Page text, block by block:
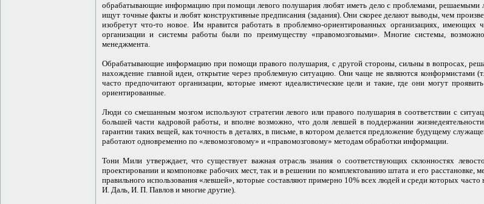
обрабатывающие информацию при помощи левого полушария любят иметь дело с проблемами, решаемыми
ищут точные факты и любят конструктивные предписания (задания). Они скорее делают выводы, чем
изобретут что-то новое. Им нравится работать в проблемно-ориентированных организациях,
организации и системы работы были по преимуществу «правомозговыми». Многие системы,
менеджмента.
Обрабатывающие информацию при помощи правого полушария, с другой стороны, сильны в вопросах,
нахождение главной идеи, открытие через проблемную ситуацию. Они чаще не являются
часто предпочитают организации, которые имеют идеалистические цели и такие, где они могут
ориентированные.
Люди со смешанным мозгом используют стратегии левого или правого полушария в соответствии с
большей части кадровой работы, и вполне возможно, что доля левшей в поддержании
гарантии таких вещей, как точность в деталях, в письме, в котором делается предложение будущему
работают одновременно по «левомозговому» и «правомозговому» методам обработки информации.
Тони Мили утверждает, что существует важная отрасль знания о соответствующих склонностях
проектировании и компоновке рабочих мест, так и в решении по комплектованию штата и его
правильного использования «левшей», которые составляют примерно 10% всех людей и среди которых
И. Даль, И. П. Павлов и многие другие).